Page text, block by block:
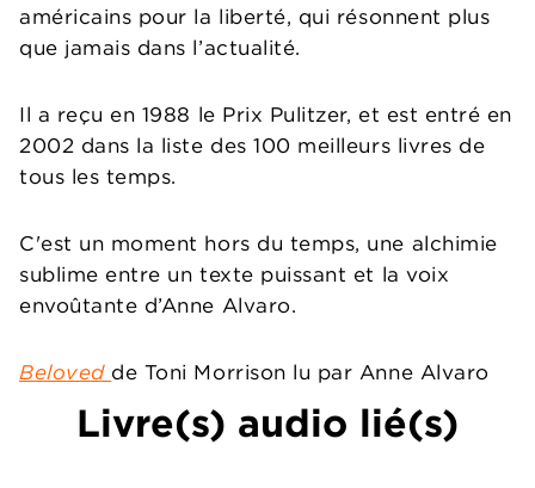
américains pour la liberté, qui résonnent plus
que jamais dans l’actualité.
Il a reçu en 1988 le Prix Pulitzer, et est entré en
2002 dans la liste des 100 meilleurs livres de
tous les temps.
C'est un moment hors du temps, une alchimie
sublime entre un texte puissant et la voix
envoûtante d’Anne Alvaro.
Beloved de Toni Morrison lu par Anne Alvaro
Livre(s) audio lié(s)